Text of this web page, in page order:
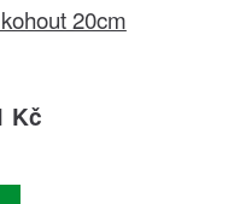
20cm
Kč